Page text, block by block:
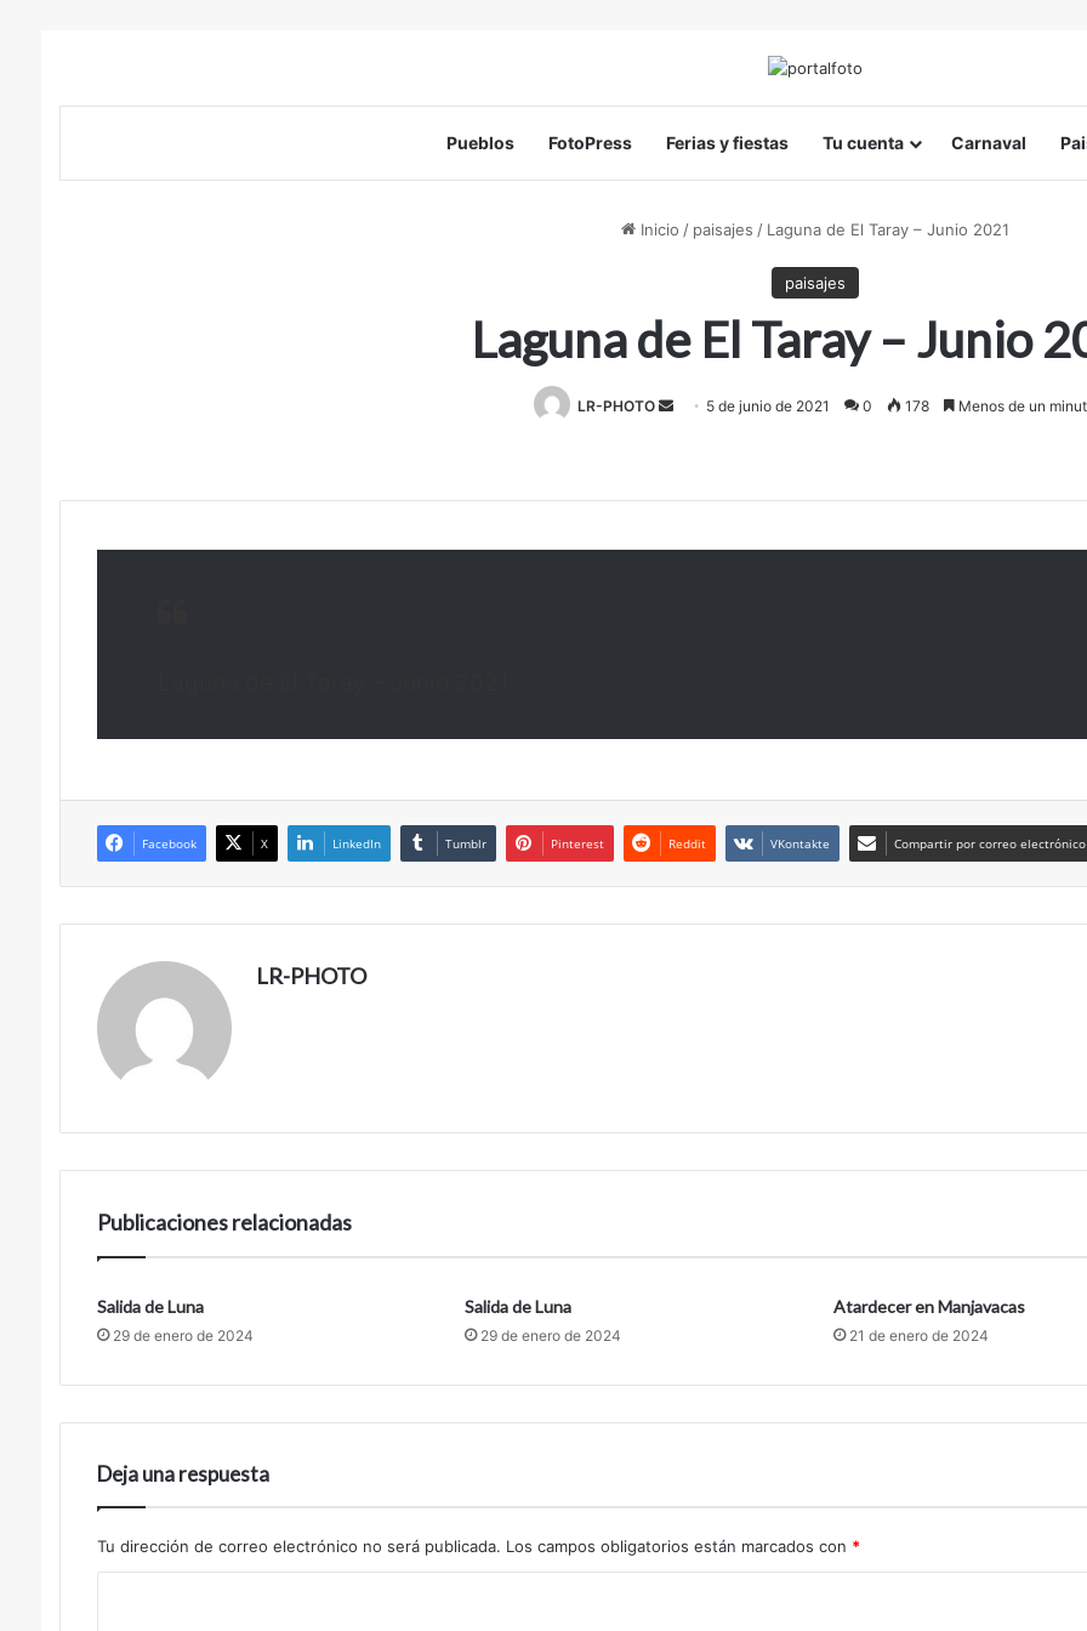
Pueblos FotoPress Ferias y fiestas Tu cuenta Carnaval
Inicio / paisajes / Laguna de El Taray – Junio 2021
paisajes
Laguna de El Taray – Junio
LR-PHOTO
Send5 de junio de 2021 0 178 Menos de un
Facebook X LinkedIn Tumblr Pinterest Reddit VKontakte Compartir por correo electrónico
LR-PHOTO
Publicaciones relacionadas
Salida de Luna
29 de enero de 2024
Salida de Luna
29 de enero de 2024
Atardecer en Manjavacas
21 de enero de 2024
Deja una respuesta
Tu dirección de correo electrónico no será publicada. Los campos obligatorios están marcados con *